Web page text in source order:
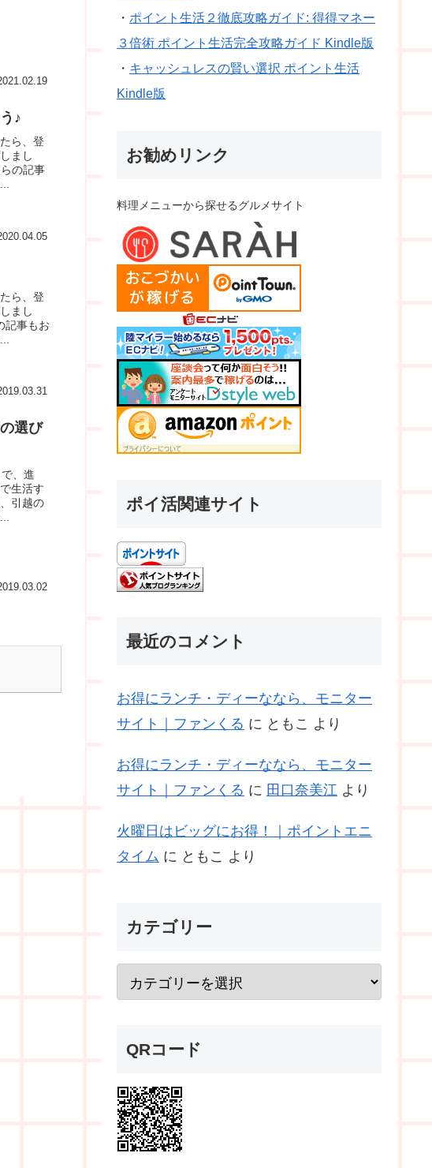
♪
ら、登
まし
の記事
ら、登
まし
記事もお
選び
、進
生活す
引越の
・ ポイント生活２徹底攻略ガイド: 得得マネー
３倍術 ポイント生活完全攻略ガイド Kindle版
・ キャッシュレスの賢い選択 ポイント生活
Kindle版
お勧めリンク
料理メニューから探せるグルメサイト
ポイ活関連サイト
最近のコメント
お得にランチ・ディーななら、モニター
サイト｜ファンくる に ともこ より
お得にランチ・ディーななら、モニター
サイト｜ファンくる に 田口奈美江 より
火曜日はビッグにお得！｜ポイントエニ
タイム に ともこ より
カテゴリー
QRコード